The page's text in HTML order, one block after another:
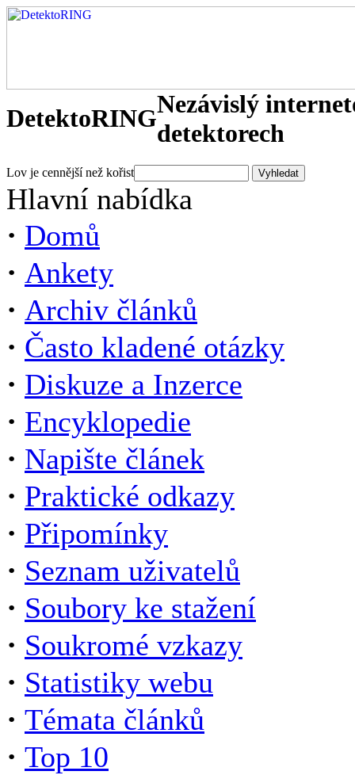
DetektoRINGNezávislý
detektorech
Lov je cennější než kořist
Hlavní nabídka
· Domů
· Ankety
· Archiv článků
· Často kladené otázky
· Diskuze a Inzerce
· Encyklopedie
· Napište článek
· Praktické odkazy
· Připomínky
· Seznam uživatelů
· Soubory ke stažení
· Soukromé vzkazy
· Statistiky webu
· Témata článků
· Top 10